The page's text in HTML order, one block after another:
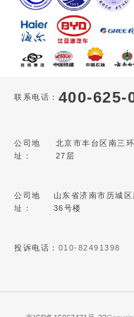
联系电话： 400-625-
公司地
址：
北京市丰台区南三
27层
公司地
址：
山东省济南市历城
36号楼
投诉电话： 010-82491398